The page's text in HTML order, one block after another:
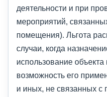
деятельности и при
мероприятий,
помещения). Льгота
случаи, когда
использование
возможность его
и иных, не связанных с